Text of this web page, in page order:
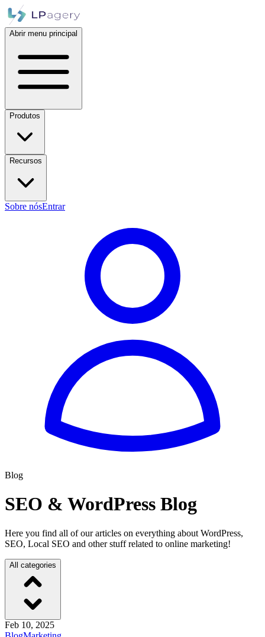
Abrir menu principal
Produtos
Recursos
Sobre nósEntrar
Blog
SEO & WordPress Blog
Here you find all of our articles on everything about WordPress,
SEO, Local SEO and other stuff related to online marketing!
All categories
Feb 10, 2025